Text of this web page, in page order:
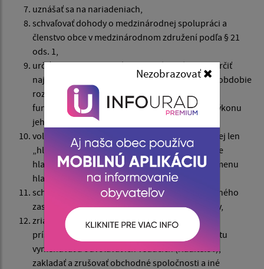
Nezobrazovať
uznášať sa na nariadeniach,
schvaľovať dohody o medzinárodnej spolupráci a
členstvo obce v medzinárodnom združení podľa § 21
ods. 1,
určiť plat starostu podľa osobitného zákona a určiť
najneskôr 90 dní pred voľbami na celé funkčné obdobie
rozsah výkonu funkcie starostu; zmeniť počas
funkčného obdobia na návrh starostu rozsah výkonu
jeho funkcie,
voliť a odvolávať hlavného kontrolóra obce (ďalej len
„hlavný kontrolór“), určiť rozsah výkonu funkcie
hlavného kontrolóra a jeho plat, schvaľovať odmenu
hlavnému kontrolórovi,
schvaľovať štatút obce, rokovací poriadok obecného
zastupiteľstva a zásady odmeňovania poslancov,
zriaďovať, zrušovať a kontrolovať rozpočtové a
príspevkové organizácie obce a na návrh starostu
vymenúvať a odvolávať ich vedúcich (riaditeľov),
zakladať a zrušovať obchodné spoločnosti a iné